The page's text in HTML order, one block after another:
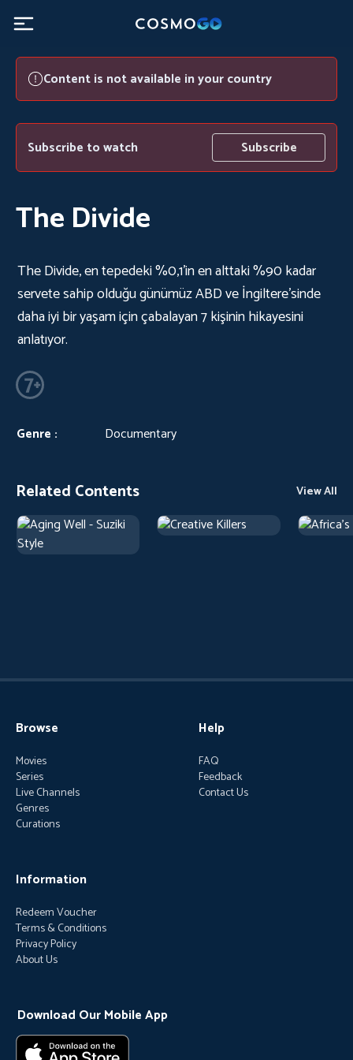
Content is not available in your country
Subscribe to watch Subscribe
The Divide
The Divide, en tepedeki %0,1'in en alttaki %90 kadar
servete sahip olduğu günümüz ABD ve İngiltere'sinde
daha iyi bir yaşam için çabalayan 7 kişinin hikayesini
anlatıyor.
Genre : Documentary
Related Contents View All
Browse
Movies
Series
Live Channels
Genres
Curations
Help
FAQ
Feedback
Contact Us
Information
Redeem Voucher
Terms & Conditions
Privacy Policy
About Us
Download Our Mobile App